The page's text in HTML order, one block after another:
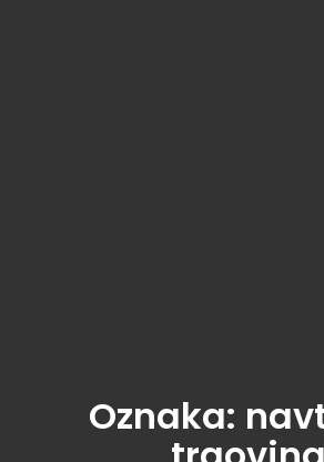
Oznaka: